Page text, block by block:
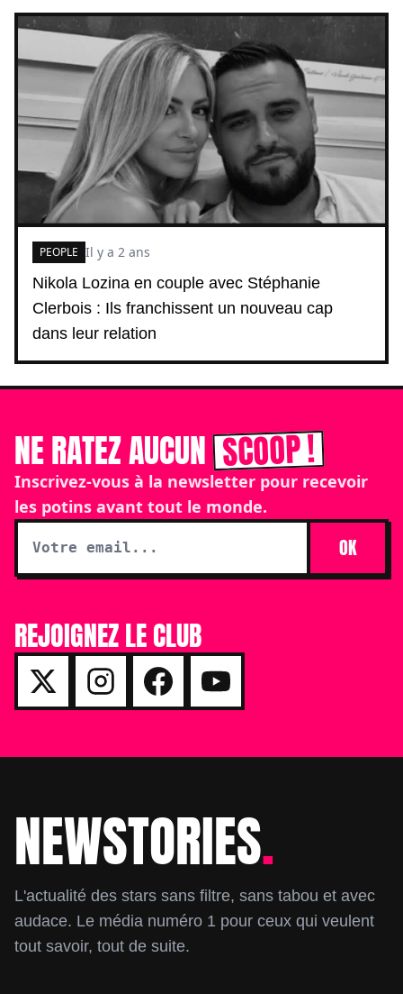
Nikola Lozina en couple avec Stéphanie
Clerbois : Ils franchissent un nouveau cap
dans leur relation
PEOPLE Il y a 2 ans
NE RATEZ AUCUNSCOOP !
Inscrivez-vous à la newsletter pour recevoir
les potins avant tout le monde.
OK
REJOIGNEZ LE CLUB
Footer
NEWSTORIES.
L'actualité des stars sans filtre, sans tabou et avec
audace. Le média numéro 1 pour ceux qui veulent
tout savoir, tout de suite.